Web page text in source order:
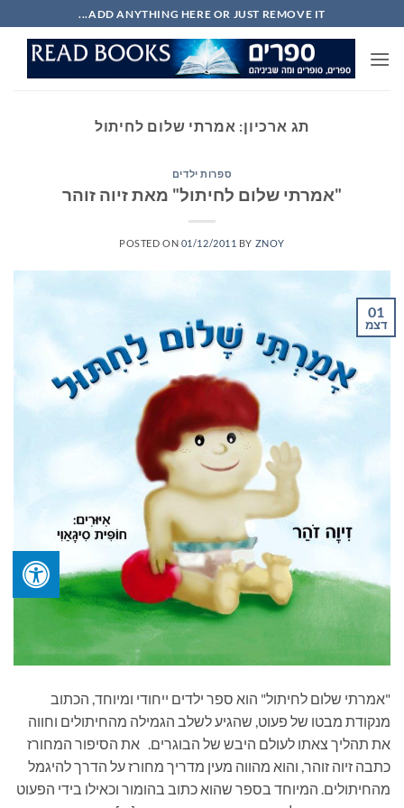
to
content
ADD ANYTHING HERE OR JUST REMOVE IT...
תג ארכיון: אמרתי שלום לחיתול
ספרות ילדים
"אמרתי שלום לחיתול" מאת זיוה זוהר
POSTED ON 01/12/2011 BY ZNOY
01
דצמ
"אמרתי שלום לחיתול" הוא ספר ילדים ייחודי ומיוחד, הכתוב
מנקודת מבטו של פעוט, שהגיע לשלב הגמילה מהחיתולים וחווה
את תהליך צאתו לעולם היבש של הבוגרים. את הסיפור המחורז
כתבה זיוה זוהר, והוא מהווה מעין מדריך מחורז על הדרך להיגמל
מהחיתולים. המיוחד בספר שהוא כתוב בהומור וכאילו בידי הפעוט